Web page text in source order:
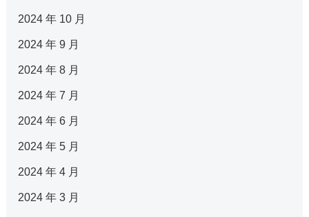
2024 年 10 月
2024 年 9 月
2024 年 8 月
2024 年 7 月
2024 年 6 月
2024 年 5 月
2024 年 4 月
2024 年 3 月